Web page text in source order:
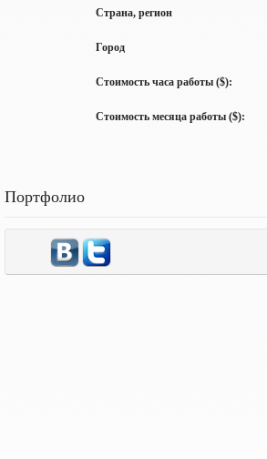
Страна, регион
Город
Стоимость часа работы ($):
Стоимость месяца работы ($):
Портфолио